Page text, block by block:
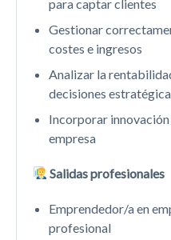
para captar clientes
Gestionar
costes e ingresos
Analizar la
decisiones
Incorporar
empresa
Salidas profesionales
Emprendedor/a en
profesional